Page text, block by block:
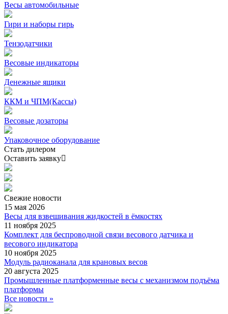
Весы автомобильные
Гири и наборы гирь
Тензодатчики
Весовые индикаторы
Денежные ящики
ККМ и ЧПМ(Кассы)
Весовые дозаторы
Упаковочное оборудование
Стать дилером
Оставить заявку
Свежие новости
15 мая 2026
Весы для взвешивания жидкостей в ёмкостях
11 ноября 2025
Комплект для беспроводной связи весового датчика и
весового индикатора
10 ноября 2025
Модуль радиоканала для крановых весов
20 августа 2025
Промышленные платформенные весы с механизмом подъёма
платформы
Все новости »